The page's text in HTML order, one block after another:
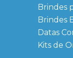
Brindes
Brindes
Datas
Kits de